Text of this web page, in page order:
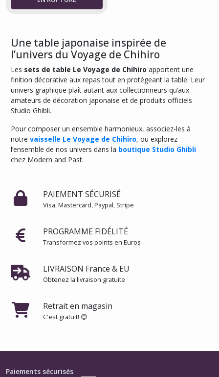
Une table japonaise inspirée de
l’univers du Voyage de Chihiro
Les sets de table Le Voyage de Chihiro apportent une
finition décorative aux repas tout en protégeant la table. Leur
univers graphique plaît autant aux collectionneurs qu’aux
amateurs de décoration japonaise et de produits officiels
Studio Ghibli.
Pour composer un ensemble harmonieux, associez-les à
notre vaisselle Le Voyage de Chihiro, ou explorez
l’ensemble de nos univers dans la boutique Studio Ghibli
chez Modern and Past.
PAIEMENT SÉCURISÉ
Visa, Mastercard, Paypal, Stripe
PROGRAMME FIDÉLITÉ
Transformez vos points en Euros
LIVRAISON France & EU
Obtenez la livraison gratuite
Retrait en magasin
C'est gratuit! 😊
Paiements sécurisés